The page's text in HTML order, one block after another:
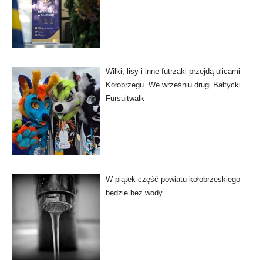
Wilki, lisy i inne futrzaki przejdą ulicami
Kołobrzegu. We wrześniu drugi Bałtycki
Fursuitwalk
W piątek część powiatu kołobrzeskiego
będzie bez wody